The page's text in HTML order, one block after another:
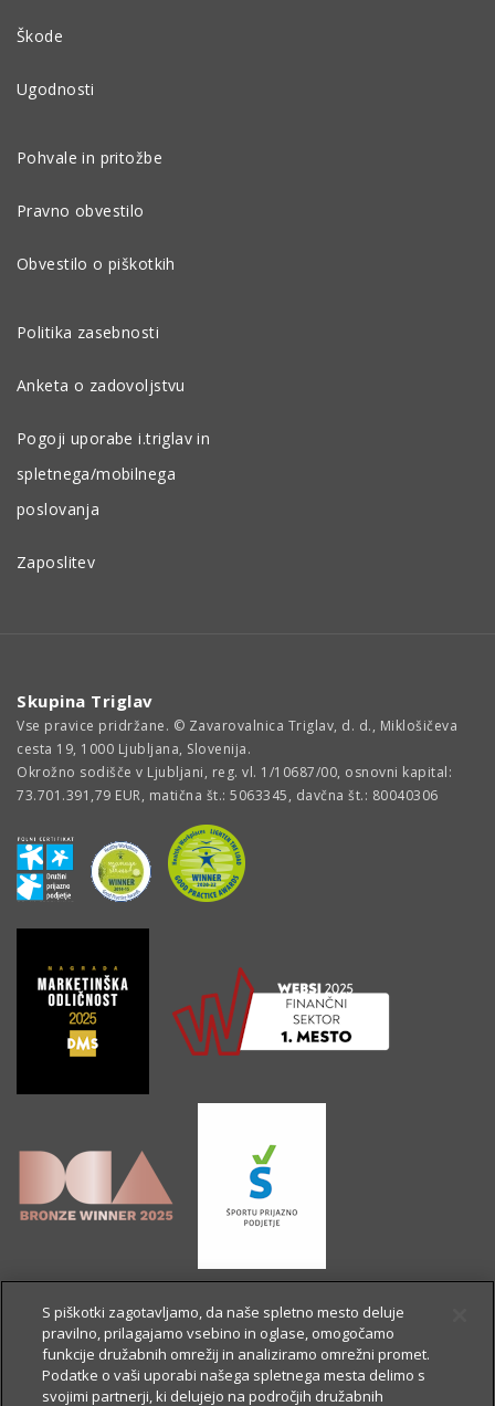
Škode
Ugodnosti
Pohvale in pritožbe
Pravno obvestilo
Obvestilo o piškotkih
Politika zasebnosti
Anketa o zadovoljstvu
Pogoji uporabe i.triglav in
spletnega/mobilnega
poslovanja
Zaposlitev
Skupina Triglav
Vse pravice pridržane. © Zavarovalnica Triglav, d. d., Miklošičeva
cesta 19, 1000 Ljubljana, Slovenija.
Okrožno sodišče v Ljubljani, reg. vl. 1/10687/00, osnovni kapital:
73.701.391,79 EUR, matična št.: 5063345, davčna št.: 80040306
S piškotki zagotavljamo, da naše spletno mesto deluje
pravilno, prilagajamo vsebino in oglase, omogočamo
funkcije družabnih omrežij in analiziramo omrežni promet.
Podatke o vaši uporabi našega spletnega mesta delimo s
svojimi partnerji, ki delujejo na področjih družabnih